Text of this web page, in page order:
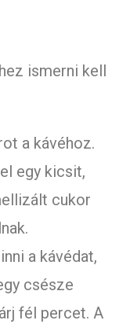
ismerni kell
a kávéhoz.
egy kicsit,
cukor
a kávédat,
csésze
fél percet. A